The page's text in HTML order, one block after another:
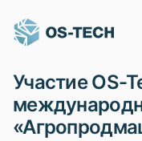
Участие OS-